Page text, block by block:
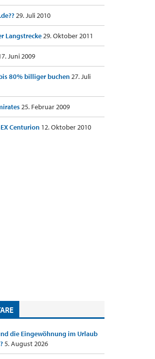
29. Juli 2010
Langstrecke29. Oktober 2011
Juni 2009
80% billiger buchen27. Juli
25. Februar 2009
Centurion 12. Oktober 2010
die Eingewöhnung im Urlaub
5. August 2026